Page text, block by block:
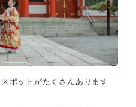
ポットがたくさんあります